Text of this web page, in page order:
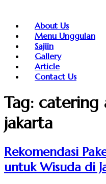
About Us
Menu Unggulan
Sajiin
Gallery
Article
Contact Us
Tag: catering
jakarta
Rekomendasi
untuk Wisuda di